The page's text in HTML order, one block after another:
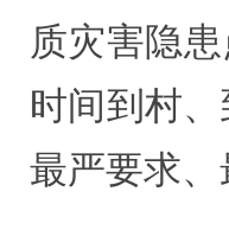
质灾害隐
时间到村
最严要求